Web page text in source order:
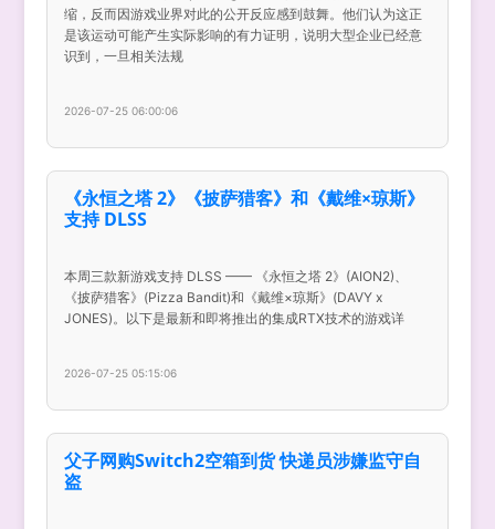
缩，反而因游戏业界对此的公开反应感到鼓舞。他们认为这正
是该运动可能产生实际影响的有力证明，说明大型企业已经意
识到，一旦相关法规
2026-07-25 06:00:06
《永恒之塔 2》《披萨猎客》和《戴维×琼斯》
支持 DLSS
本周三款新游戏支持 DLSS —— 《永恒之塔 2》(AION2)、
《披萨猎客》(Pizza Bandit)和《戴维×琼斯》(DAVY x
JONES)。以下是最新和即将推出的集成RTX技术的游戏详
2026-07-25 05:15:06
父子网购Switch2空箱到货 快递员涉嫌监守自
盗